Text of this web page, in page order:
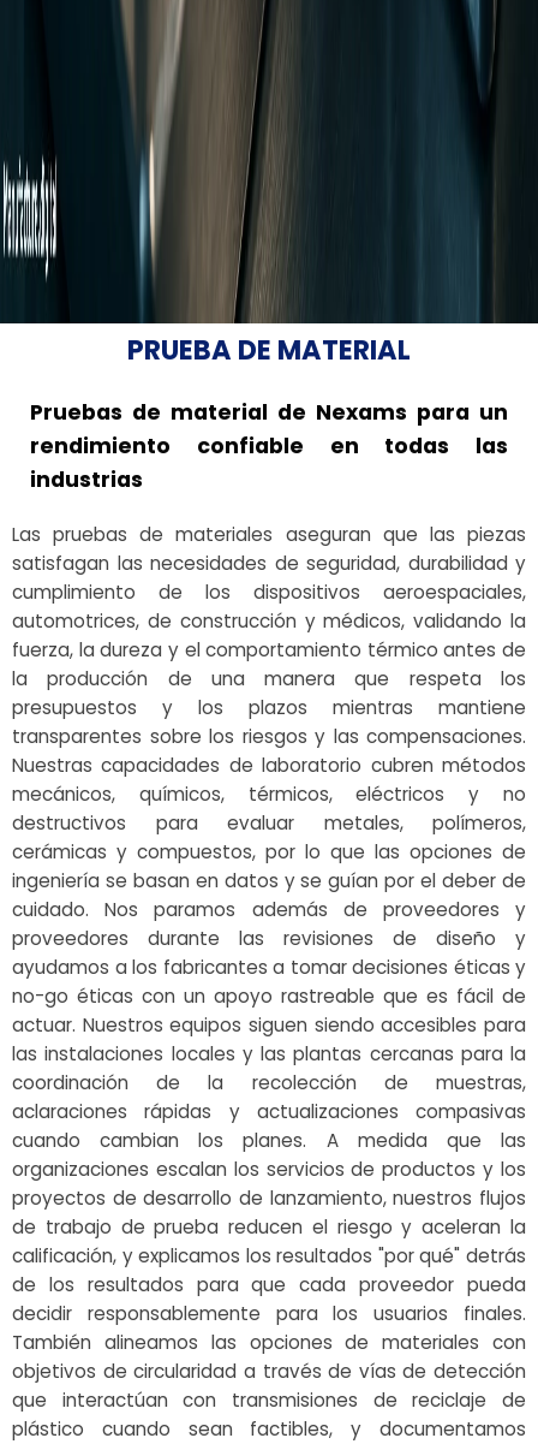
PRUEBA DE MATERIAL
Pruebas de material de Nexams para un
rendimiento confiable en todas las
industrias
Las pruebas de materiales aseguran que las piezas
satisfagan las necesidades de seguridad, durabilidad y
cumplimiento de los dispositivos aeroespaciales,
automotrices, de construcción y médicos, validando la
fuerza, la dureza y el comportamiento térmico antes de
la producción de una manera que respeta los
presupuestos y los plazos mientras mantiene
transparentes sobre los riesgos y las compensaciones.
Nuestras capacidades de laboratorio cubren métodos
mecánicos, químicos, térmicos, eléctricos y no
destructivos para evaluar metales, polímeros,
cerámicas y compuestos, por lo que las opciones de
ingeniería se basan en datos y se guían por el deber de
cuidado. Nos paramos además de proveedores y
proveedores durante las revisiones de diseño y
ayudamos a los fabricantes a tomar decisiones éticas y
no-go éticas con un apoyo rastreable que es fácil de
actuar. Nuestros equipos siguen siendo accesibles para
las instalaciones locales y las plantas cercanas para la
coordinación de la recolección de muestras,
aclaraciones rápidas y actualizaciones compasivas
cuando cambian los planes. A medida que las
organizaciones escalan los servicios de productos y los
proyectos de desarrollo de lanzamiento, nuestros flujos
de trabajo de prueba reducen el riesgo y aceleran la
calificación, y explicamos los resultados "por qué" detrás
de los resultados para que cada proveedor pueda
decidir responsablemente para los usuarios finales.
También alineamos las opciones de materiales con
objetivos de circularidad a través de vías de detección
que interactúan con transmisiones de reciclaje de
plástico cuando sean factibles, y documentamos